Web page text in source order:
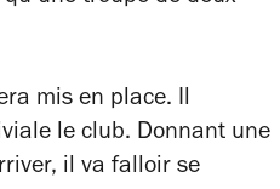
mis en place. Il
le club. Donnant une
il va falloir se